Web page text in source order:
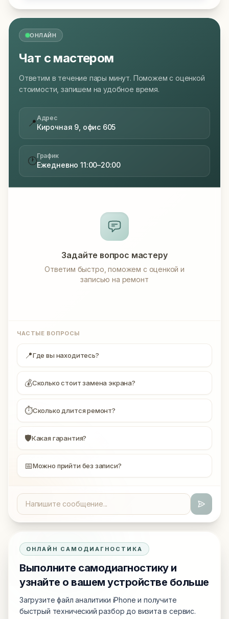
ОНЛАЙН
Чат с мастером
Ответим в течение пары минут. Поможем с оценкой
стоимости, запишем на удобное время.
📍Адрес
Кирочная 9, офис 605
🕐График
Ежедневно 11:00–20:00
Задайте вопрос мастеру
Ответим быстро, поможем с оценкой и
записью на ремонт
ЧАСТЫЕ ВОПРОСЫ
📍Где вы находитесь?
💰Сколько стоит замена экрана?
⏱Сколько длится ремонт?
🛡Какая гарантия?
📅Можно прийти без записи?
ОНЛАЙН САМОДИАГНОСТИКА
Выполните самодиагностику и
узнайте о вашем устройстве больше
Загрузите файл аналитики iPhone и получите
быстрый технический разбор до визита в сервис.